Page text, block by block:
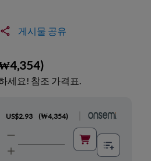
게시물 공유
)
세요! 참조 가격표.
US$2.93 (₩4,354)